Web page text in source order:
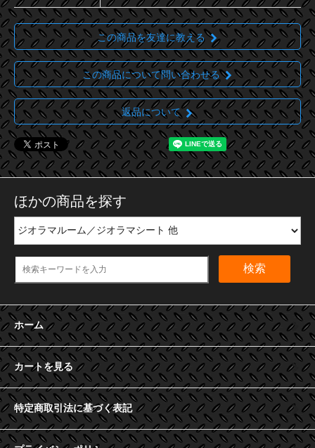
この商品を友達に教える
この商品について問い合わせる
返品について
ほかの商品を探す
検索
ホーム
カートを見る
特定商取引法に基づく表記